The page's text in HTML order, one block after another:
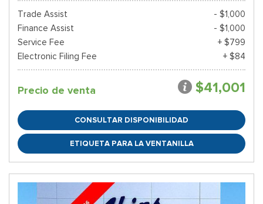
Trade Assist
- $1,000
Finance Assist
- $1,000
Service Fee
+ $799
Electronic Filing Fee
+ $84
Precio de venta $41,001
CONSULTAR DISPONIBILIDAD
ETIQUETA PARA LA VENTANILLA